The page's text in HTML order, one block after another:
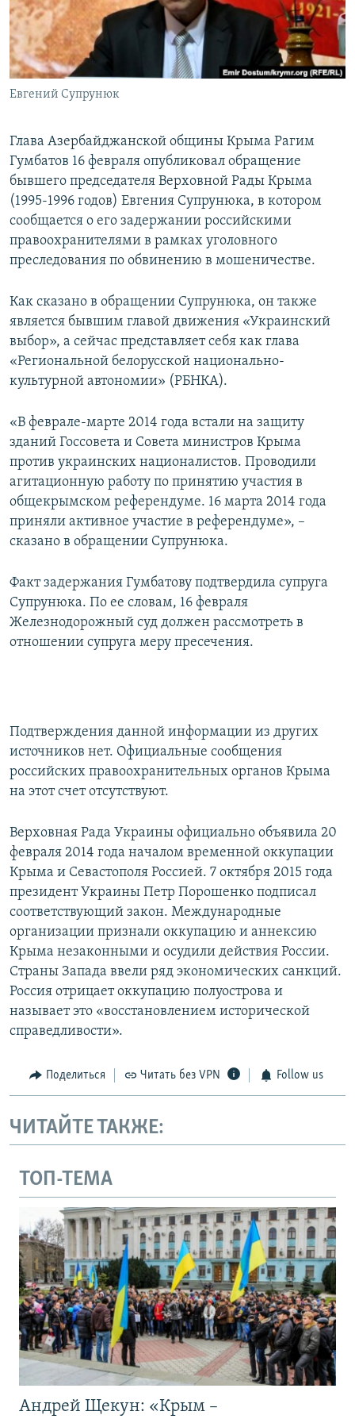
ПОБЕДИТЕЛЕЙ НЕ СУДЯТ?
КРЫМ.НЕПОКОРЕННЫЙ
ELIFBE
УКРАИНСКАЯ ПРОБЛЕМА КРЫМА
ПРИСОЕДИНЯЙТЕСЬ!
Евгений Супрунюк
Глава Азербайджанской общины Крыма Рагим
Гумбатов 16 февраля опубликовал обращение
бывшего председателя Верховной Рады Крыма
(1995-1996 годов) Евгения Супрунюка, в котором
сообщается о его задержании российскими
правоохранителями в рамках уголовного
преследования по обвинению в мошеничестве.
Как сказано в обращении Супрунюка, он также
является бывшим главой движения «Украинский
выбор», а сейчас представляет себя как глава
«Региональной белорусской национально-
культурной автономии» (РБНКА).
«В феврале-марте 2014 года встали на защиту
зданий Госсовета и Совета министров Крыма
против украинских националистов. Проводили
агитационную работу по принятию участия в
общекрымском референдуме. 16 марта 2014 года
приняли активное участие в референдуме», –
сказано в обращении Супрунюка.
Факт задержания Гумбатову подтвердила супруга
Супрунюка. По ее словам, 16 февраля
Железнодорожный суд должен рассмотреть в
отношении супруга меру пресечения.
Подтверждения данной информации из других
источников нет. Официальные сообщения
российских правоохранительных органов Крыма
на этот счет отсутствуют.
Верховная Рада Украины официально объявила 20
февраля 2014 года началом временной оккупации
Крыма и Севастополя Россией. 7 октября 2015 года
президент Украины Петр Порошенко подписал
соответствующий закон. Международные
организации признали оккупацию и аннексию
Крыма незаконными и осудили действия России.
Страны Запада ввели ряд экономических санкций.
Россия отрицает оккупацию полуострова и
называет это «восстановлением исторической
справедливости».
Поделиться Читать без VPN Follow us
ЧИТАЙТЕ ТАКЖЕ:
ТОП-ТЕМА
Андрей Щекун: «Крым –